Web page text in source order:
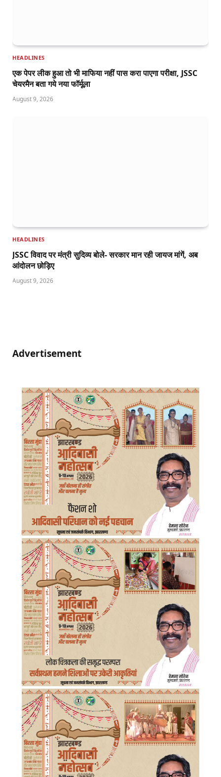
HEADLINES
एक पेपर लीक हुआ तो भी माफिया नहीं पास करा पाएगा परीक्षा, JSSC
चेयरमैन बता गये नया फॉर्मूला
August 9, 2026
HEADLINES
JSSC विवाद पर मंत्री सुदिव्य बोले- सरकार मान रही जायज मांगें, अब
आंदोलन छोड़िए
August 9, 2026
Advertisement